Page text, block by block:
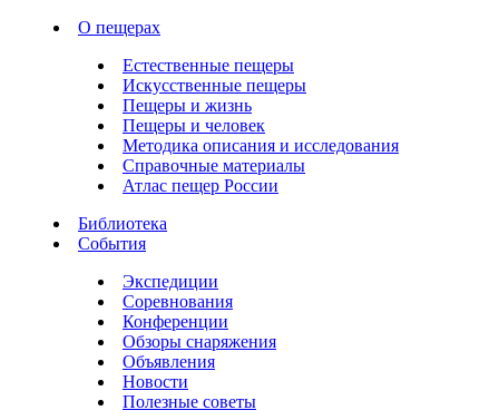
О пещерах
Естественные пещеры
Искусственные пещеры
Пещеры и жизнь
Пещеры и человек
Методика описания и исследования
Справочные материалы
Атлас пещер России
Библиотека
События
Экспедиции
Соревнования
Конференции
Обзоры снаряжения
Объявления
Новости
Полезные советы